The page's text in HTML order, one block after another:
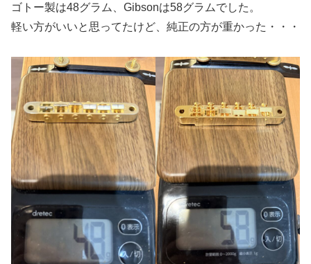
ゴトー製は48グラム、Gibsonは58グラムでした。
軽い方がいいと思ってたけど、純正の方が重かった・・・